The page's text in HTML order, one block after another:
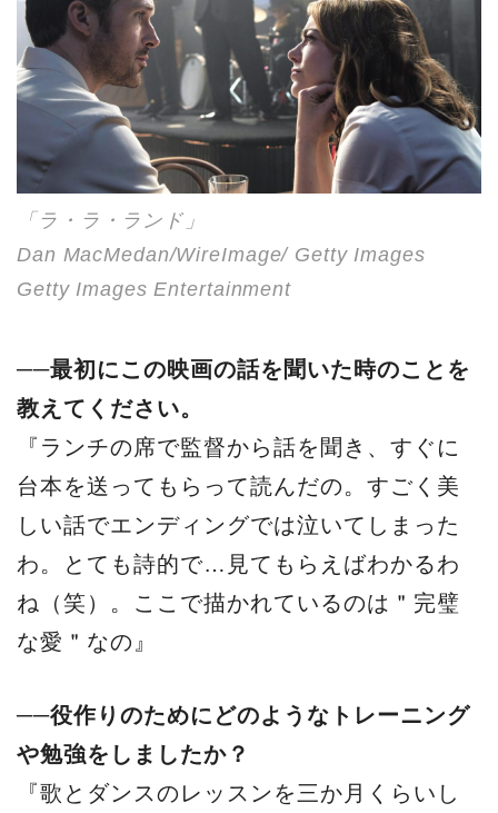
「ラ・ラ・ランド」
Dan MacMedan/WireImage/ Getty Images
Getty Images Entertainment
──最初にこの映画の話を聞いた時のことを
教えてください。
『ランチの席で監督から話を聞き、すぐに
台本を送ってもらって読んだの。すごく美
しい話でエンディングでは泣いてしまった
わ。とても詩的で…見てもらえばわかるわ
ね（笑）。ここで描かれているのは＂完璧
な愛＂なの』
──役作りのためにどのようなトレーニング
や勉強をしましたか？
『歌とダンスのレッスンを三か月くらいし